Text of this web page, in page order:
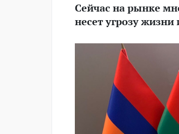
Сейчас на рынке
несет угрозу